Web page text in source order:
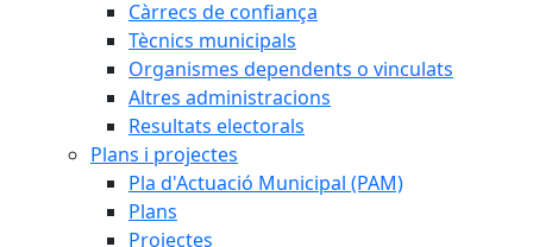
Càrrecs de confiança
Tècnics municipals
Organismes dependents o vinculats
Altres administracions
Resultats electorals
Plans i projectes
Pla d'Actuació Municipal (PAM)
Plans
Projectes